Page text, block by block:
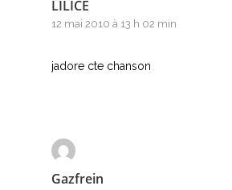
LILICE
12 mai 2010 à 13 h 02 min
jadore cte chanson
Gazfrein